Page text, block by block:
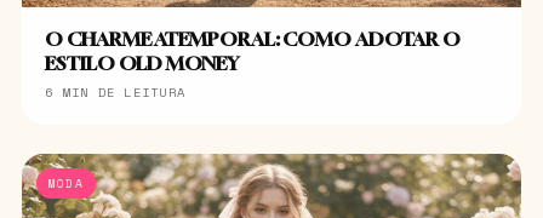
O CHARME ATEMPORAL: COMO ADOTAR O
ESTILO OLD MONEY
6 MIN DE LEITURA
MODA